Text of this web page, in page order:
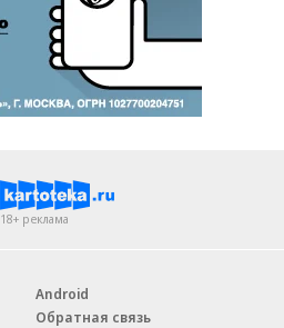
18+ реклама
Android
Обратная связь